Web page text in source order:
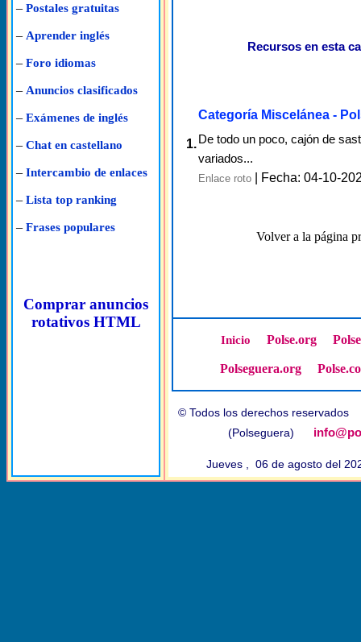
– Postales gratuitas
– Aprender inglés
– Foro idiomas
– Anuncios clasificados
– Exámenes de inglés
– Chat en castellano
– Intercambio de enlaces
– Lista top ranking
– Frases populares
Comprar anuncios
rotativos HTML
Recursos en esta
1.
Categoría Miscelánea -
De todo un poco, cajón de
variados...
Enlace roto | Fecha: 04-10-
Volver a la página
Inicio Polse.org
Polseguera.org
© Todos los derechos
(Polseguera)
Jueves , 06 de agosto del